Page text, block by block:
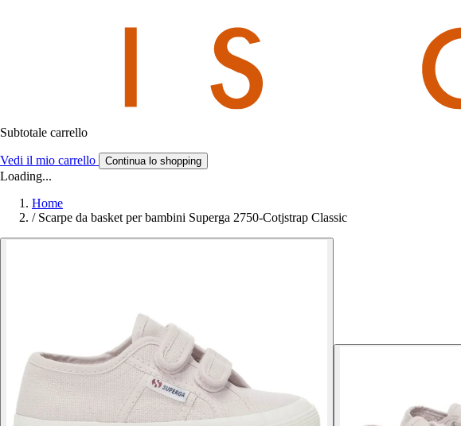
Subtotale carrello
Vedi il mio carrello Continua lo shopping
Loading...
Home
/ Scarpe da basket per bambini Superga 2750-Cotjstrap Classic